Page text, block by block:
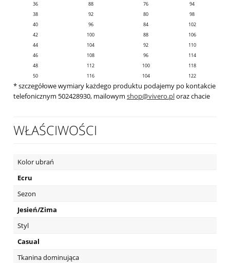
36
88 76
94
38
92 80
98
40
96 84
102
42
100 88
106
44
104 92
110
46
108 96
114
48
112 100
118
50
116 104 122
* szczegółowe wymiary każdego produktu podajemy po kontakcie
telefonicznym 502428930, mailowym shop@vivero.ploraz chacie
WŁAŚCIWOŚCI
Kolor ubrań
Ecru
Sezon
Jesień/Zima
Styl
Casual
Tkanina dominująca